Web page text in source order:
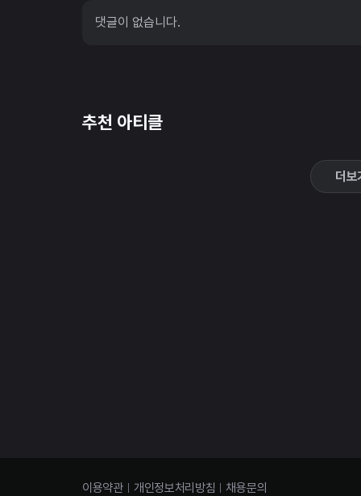
댓글이 없습니다.
추천 아티클
더
이용약관 개인정보처리방침 채용문의